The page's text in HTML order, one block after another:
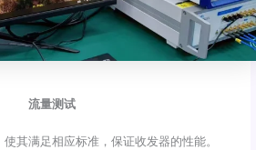
流量测试
其满足相应标准，保证收发器的性能。